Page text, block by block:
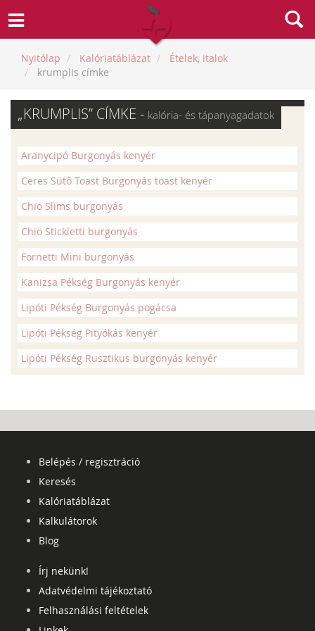
Nyitólap Kalóriatáblázat
Ételek, italok
krumplis címke
„KRUMPLIS” CÍMKE - kalória- és tápanyagadatok
Aranycipó Burgonyás kenyér
Ceres Sütő Toast Burgonyás toast kenyér
Chio Slims burgonyás
Chio Stickletti burgonyás
Fornetti Mini burgonyás
Kanizsa Pékség Burgonyás kenyér
Lipóti Pékség Burgonyás pogácsa
Lipóti Pékség Pityókás kenyér
Lipóti Pékség Rusztikus burgonyás kenyér
Belépés / regisztráció
Keresés
Kalóriatáblázat
Kalkulátorok
Blog
Írj nekünk!
Adatvédelmi tájékoztató
Felhasználási feltételek